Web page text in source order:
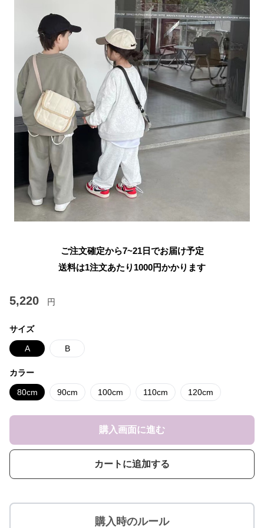
ご注文確定から7~21日でお届け予定
送料は1注文あたり 1000円かかります
5,220 円
サイズ
A B
カラー
80cm 90cm 100cm 110cm 120cm
購入画面に進む
カートに追加する
購入時のルール